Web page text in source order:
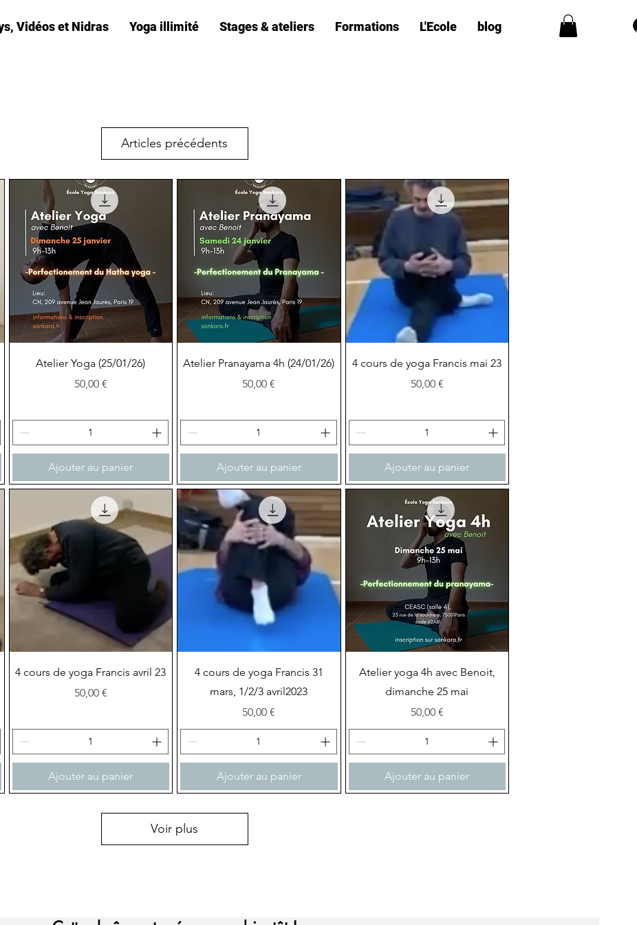
Vidéos et Nidras Yoga illimité Stages & ateliers Formations L'Ecole blog
Articles précédents
Aperçu rapide
Atelier Yoga (25/01/26)
Prix
50,00 €
Ajouter au panier
Aperçu rapide
Atelier Pranayama 4h (24/01/26)
Prix
50,00 €
Ajouter au panier
Aperçu rapide
4 cours de yoga Francis mai 23
Prix
50,00 €
Ajouter au panier
Aperçu rapide
4 cours de yoga Francis avril 23
Prix
50,00 €
Ajouter au panier
Aperçu rapide
4 cours de yoga Francis 31
mars, 1/2/3 avril2023
Prix
50,00 €
Ajouter au panier
Aperçu rapide
Atelier yoga 4h avec Benoit,
dimanche 25 mai
Prix
50,00 €
Ajouter au panier
Voir plus